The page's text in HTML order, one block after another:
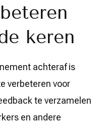
keren
achteraf is
verbeteren voor
te verzamelen
en andere